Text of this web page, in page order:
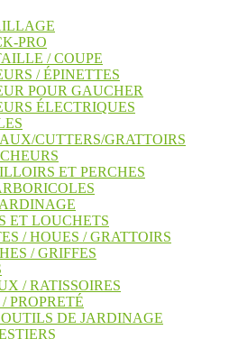
PRO
/ COUPE
/ ÉPINETTES
POUR GAUCHER
ÉLECTRIQUES
CUTTERS/GRATTOIRS
ET PERCHES
ET LOUCHETS
/ HOUES / GRATTOIRS
/ GRIFFES
/ RATISSOIRES
PROPRETÉ
DE JARDINAGE